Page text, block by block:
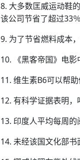
8. 大多数匡威运动鞋
该公司节省了超过33
9. 为了节省燃料成本
10. 《黑客帝国》电影
11. 维生素B6可以帮助
12. 有科学证据表明，
13. 印度人平均每周的
14. 未经该国文化部书